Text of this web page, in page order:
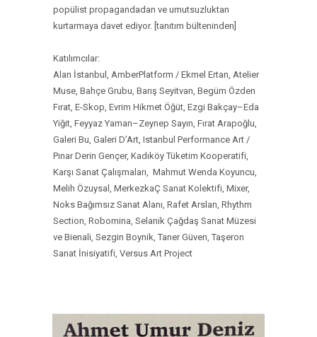
popülist propagandadan ve umutsuzluktan
kurtarmaya davet ediyor. [tanıtım bülteninden]
Katılımcılar:
Alan İstanbul, AmberPlatform / Ekmel Ertan, Atelier
Muse, Bahçe Grubu, Barış Seyitvan, Begüm Özden
Fırat, E-Skop, Evrim Hikmet Öğüt, Ezgi Bakçay–Eda
Yiğit, Feyyaz Yaman–Zeynep Sayın, Fırat Arapoğlu,
Galeri Bu, Galeri D’Art, Istanbul Performance Art /
Pınar Derin Gençer, Kadıköy Tüketim Kooperatifi,
Karşı Sanat Çalışmaları, Mahmut Wenda Koyuncu,
Melih Özuysal, MerkezkaÇ Sanat Kolektifi, Mixer,
Noks Bağımsız Sanat Alanı, Rafet Arslan, Rhythm
Section, Robomina, Selanik Çağdaş Sanat Müzesi
ve Bienali, Sezgin Boynik, Taner Güven, Taşeron
Sanat İnisiyatifi, Versus Art Project